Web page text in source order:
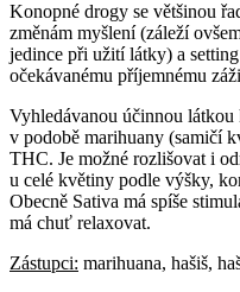
Konopné drogy se většinou
změnám myšlení (záleží
jedince při užití látky) a
očekávanému příjemnému
Vyhledávanou účinnou
v podobě marihuany (samičí
THC. Je možné rozlišovat i
u celé květiny podle výšky,
Obecně Sativa má spíše
má chuť relaxovat.
Zástupci: marihuana, hašiš,